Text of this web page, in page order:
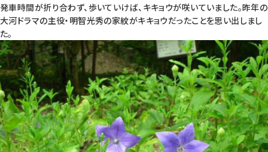
発車時間が折り合わず、歩いていけば、キキョウが咲いていました。昨年の
大河ドラマの主役・明智光秀の家紋がキキョウだったことを思い出しまし
た。